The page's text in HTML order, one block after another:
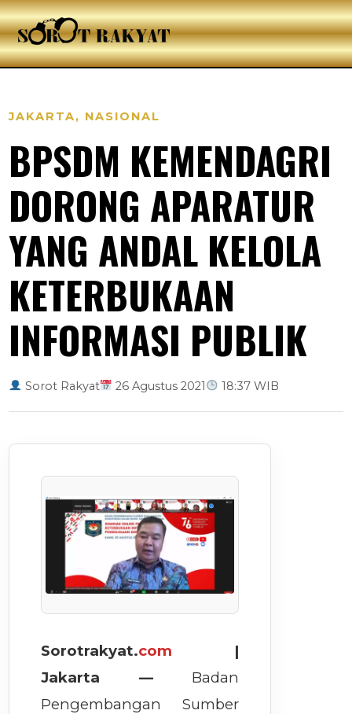
JAKARTA, NASIONAL
BPSDM KEMENDAGRI
DORONG APARATUR
YANG ANDAL KELOLA
KETERBUKAAN
INFORMASI PUBLIK
Sorot Rakyat 26 Agustus 2021 18:37 WIB
Sorotrakyat.com |
Jakarta — Badan
Pengembangan Sumber